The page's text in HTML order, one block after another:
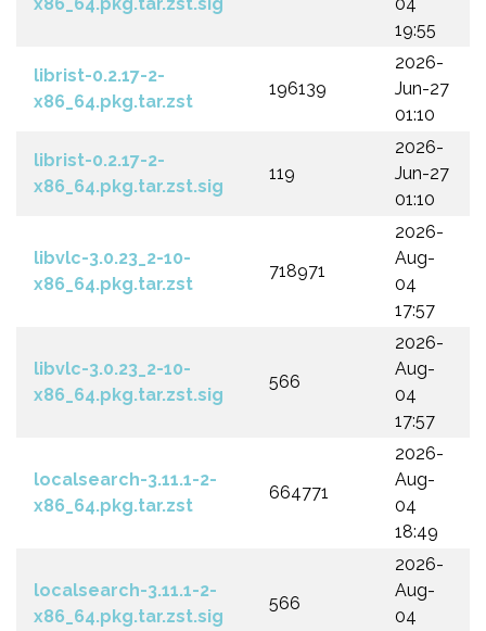
19:55
librist-0.2.17-2-
x86_64.pkg.tar.zst
196139
2026-
Jun-27
01:10
librist-0.2.17-2-
x86_64.pkg.tar.zst.sig
119
2026-
Jun-27
01:10
libvlc-3.0.23_2-10-
x86_64.pkg.tar.zst
718971
2026-
Aug-
04
17:57
libvlc-3.0.23_2-10-
x86_64.pkg.tar.zst.sig
566
2026-
Aug-
04
17:57
localsearch-3.11.1-2-
x86_64.pkg.tar.zst
664771
2026-
Aug-
04
18:49
localsearch-3.11.1-2-
x86_64.pkg.tar.zst.sig
566
2026-
Aug-
04